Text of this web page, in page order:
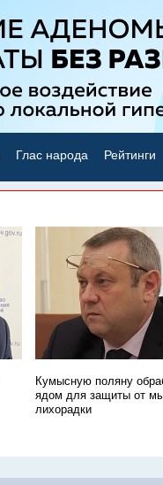
Глас народа Рейтинги
Кумысную поляну
ядом для защиты от
лихорадки